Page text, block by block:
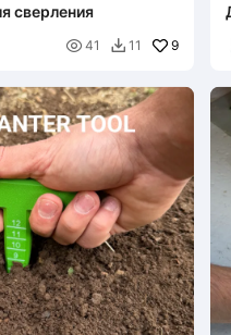
сверления
 41  11 9